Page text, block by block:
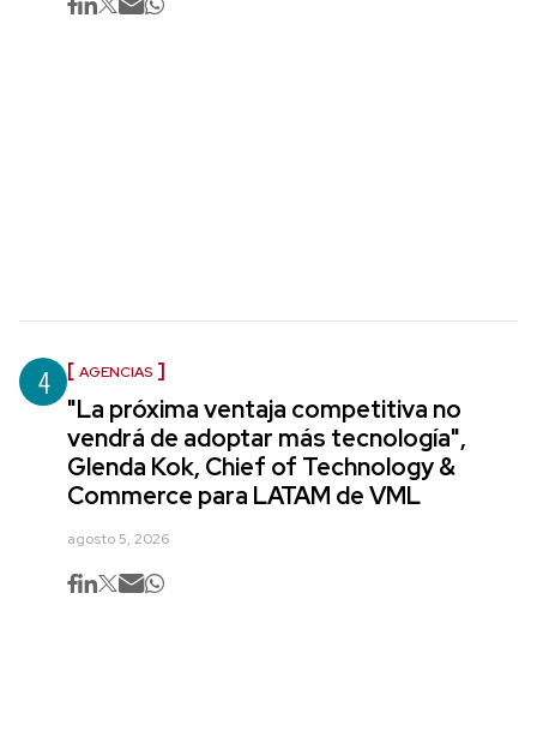
4 AGENCIAS
"La próxima ventaja competitiva no
vendrá de adoptar más tecnología",
Glenda Kok, Chief of Technology &
Commerce para LATAM de VML
agosto 5, 2026